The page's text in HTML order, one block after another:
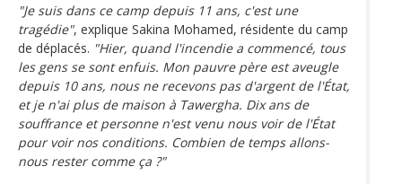
"Je suis dans ce camp depuis 11 ans, c'est une
tragédie", explique Sakina Mohamed, résidente du camp
de déplacés. "Hier, quand l'incendie a commencé, tous
les gens se sont enfuis. Mon pauvre père est aveugle
depuis 10 ans, nous ne recevons pas d'argent de l'État,
et je n'ai plus de maison à Tawergha. Dix ans de
souffrance et personne n'est venu nous voir de l'État
pour voir nos conditions. Combien de temps allons-
nous rester comme ça ?"